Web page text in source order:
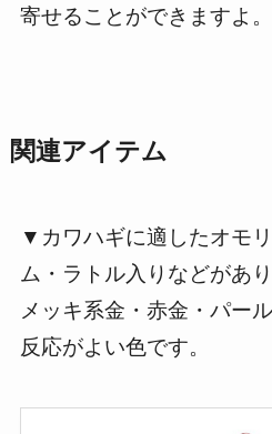
寄せることができますよ。
関連アイテム
▼カワハギに適したオモ
ム・ラトル入りなどがあ
メッキ系金・赤金・パー
反応がよい色です。